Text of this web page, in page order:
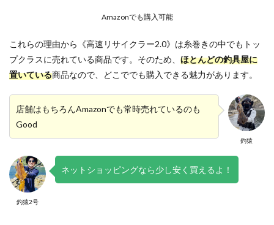
Amazonでも購入可能
これらの理由から《高速リサイクラー2.0》は糸巻きの中でもトッ
プクラスに売れている商品です。そのため、 ほとんどの釣具屋に
置いている商品なので、どこででも購入できる魅力があります。
釣猿
店舗はもちろんAmazonでも常時売れているのも
Good
釣猿2号
ネットショッピングなら少し安く買えるよ！